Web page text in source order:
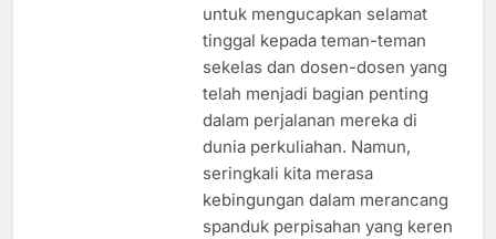
untuk mengucapkan selamat
tinggal kepada teman-teman
sekelas dan dosen-dosen yang
telah menjadi bagian penting
dalam perjalanan mereka di
dunia perkuliahan. Namun,
seringkali kita merasa
kebingungan dalam merancang
spanduk perpisahan yang keren